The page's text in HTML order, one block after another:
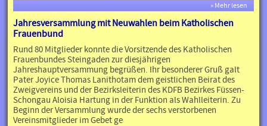
» Mehr lesen
Jahresversammlung mit Neuwahlen beim Katholischen
Frauenbund
Rund 80 Mitglieder konnte die Vorsitzende des Katholischen
Frauenbundes Steingaden zur diesjährigen
Jahreshauptversammung begrüßen. Ihr besonderer Gruß galt
Pater Joyice Thomas Lanithotam dem geistlichen Beirat des
Zweigvereins und der Bezirksleiterin des KDFB Bezirkes Füssen-
Schongau Aloisia Hartung in der Funktion als Wahlleiterin. Zu
Beginn der Versammlung wurde der sechs verstorbenen
Vereinsmitglieder im Gebet ge